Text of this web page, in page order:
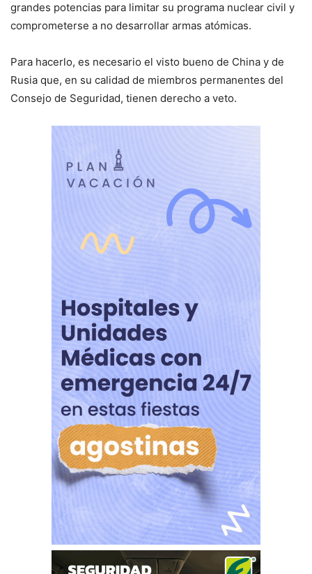
grandes potencias para limitar su programa nuclear civil y
comprometerse a no desarrollar armas atómicas.
Para hacerlo, es necesario el visto bueno de China y de
Rusia que, en su calidad de miembros permanentes del
Consejo de Seguridad, tienen derecho a veto.